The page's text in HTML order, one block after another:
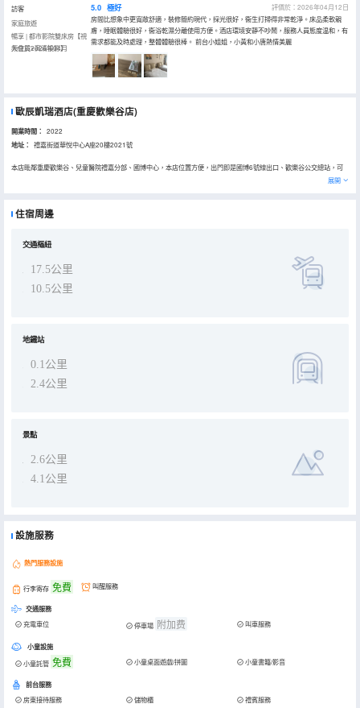
訪客
家庭旅遊
暢享 | 都市影院雙床房【視
頻會員+高清投影】
入住於2026年04月
5.0 極好
評價於：2026年04月12日
房間比想象中更寬敞舒適，裝修簡約現代，採光很好，衞生打掃得非常乾淨。床品柔軟親
膚，睡眠體驗很好，衞浴乾濕分離使用方便。酒店環境安靜不吵鬧，服務人員態度温和，有
需求都能及時處理，整體體驗很棒。 前台小姐姐，小黃和小唐熱情美麗
歐辰凱瑞酒店(重慶歡樂谷店)
開業時間： 2022
地址： 禮嘉街道華悅中心A座20樓2021號
本店毗鄰重慶歡樂谷、兒童醫院禮嘉分部、國博中心，本店位置方便，出門即是國博6號線出口、歡樂谷公交總站，可
直達重慶國博中心、重慶北站北廣場，可換乘至洪崖洞、解放碑、李子壩、觀音橋等各個網紅打卡景點，樓下有各種重
具有重慶地方特色美食，生活配套設施齊全。 本店採用全智能化系統，方便、經濟適用，酒店棉品均按照標準配置，帶
展開
住宿周邊
交通樞紐
17.5公里
10.5公里
地鐵站
0.1公里
2.4公里
景點
2.6公里
4.1公里
設施服務
熱門服務設施
行李寄存 免費 叫醒服務
交通服務
充電車位 停車場 附加费 叫車服務
小童設施
小童託管 免費 小童桌面遊戲/拼圖 小童書籍/影音
前台服務
房東接待服務 儲物櫃
禮賓服務